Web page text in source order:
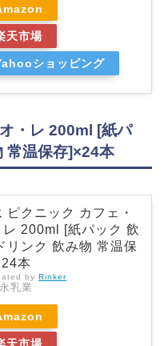
天市場
ショッピング
・レ 200ml [紙パ
常温保存]×24本
ピクニック カフェ・
レ 200ml [紙パック 飲
リンク 飲み物 常温保
本
by Rinker
乳業
天市場